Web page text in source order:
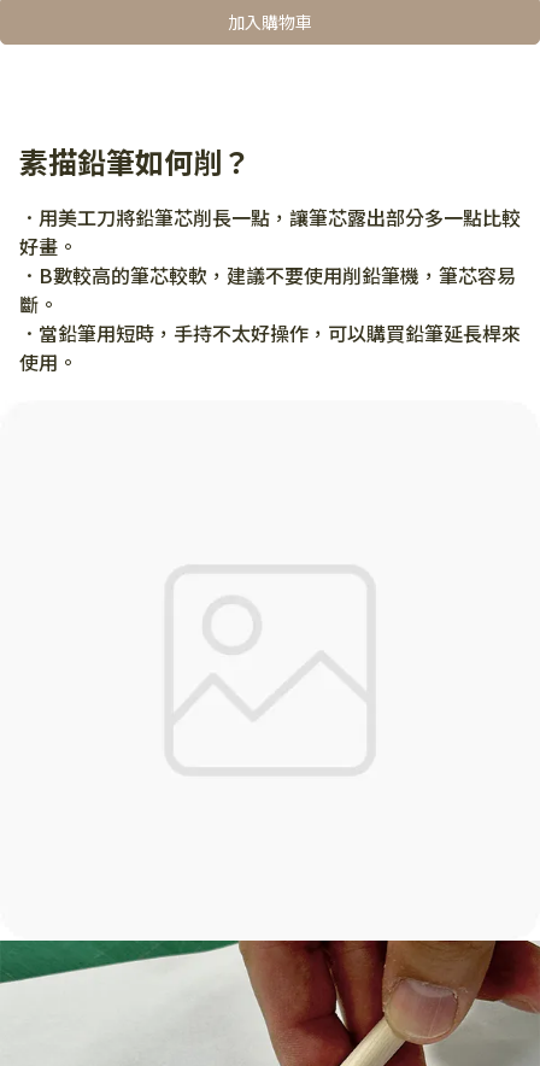
加入購物車
素描鉛筆如何削？
．用美工刀將鉛筆芯削長一點，讓筆芯露出部分多一點比較
好畫。
．B數較高的筆芯較軟，建議不要使用削鉛筆機，筆芯容易
斷。
．當鉛筆用短時，手持不太好操作，可以購買鉛筆延長桿來
使用。